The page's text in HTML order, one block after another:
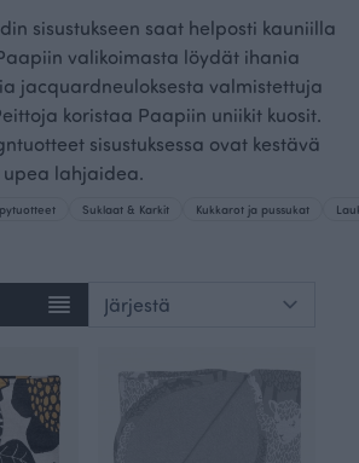
sisustukseen saat helposti kauniilla
valikoimasta löydät ihania
jacquardneuloksesta valmistettuja
koristaa Paapiin uniikit kuosit.
sisustuksessa ovat kestävä
lahjaidea.
Suklaat & Karkit Kukkarot ja pussukat